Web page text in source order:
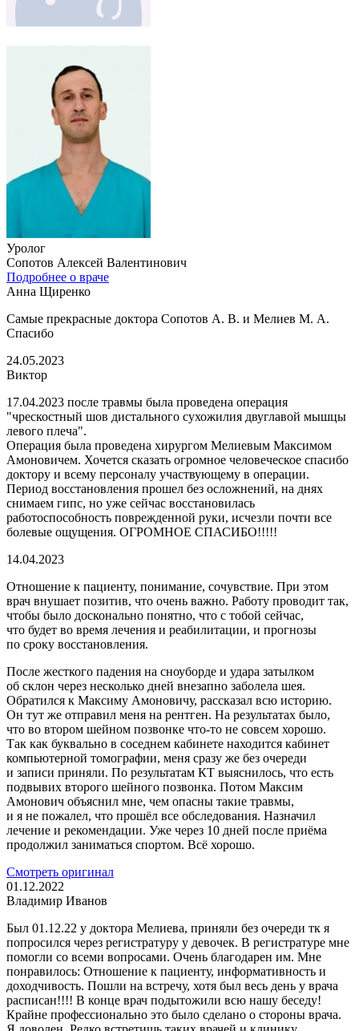
Уролог
Сопотов Алексей Валентинович
Подробнее о враче
Анна Щиренко
Самые прекрасные доктора Сопотов А. В. и Мелиев М. А.
Спасибо
24.05.2023
Виктор
17.04.2023 после травмы была проведена операция
"чрескостный шов дистального сухожилия двуглавой мышцы
левого плеча".
Операция была проведена хирургом Мелиевым Максимом
Амоновичем. Хочется сказать огромное человеческое спасибо
доктору и всему персоналу участвующему в операции.
Период восстановления прошел без осложнений, на днях
снимаем гипс, но уже сейчас восстановилась
работоспособность поврежденной руки, исчезли почти все
болевые ощущения. ОГРОМНОЕ СПАСИБО!!!!!
14.04.2023
Отношение к пациенту, понимание, сочувствие. При этом
врач внушает позитив, что очень важно. Работу проводит так,
чтобы было досконально понятно, что с тобой сейчас,
что будет во время лечения и реабилитации, и прогнозы
по сроку восстановления.
После жесткого падения на сноуборде и удара затылком
об склон через несколько дней внезапно заболела шея.
Обратился к Максиму Амоновичу, рассказал всю историю.
Он тут же отправил меня на рентген. На результатах было,
что во втором шейном позвонке что-то не совсем хорошо.
Так как буквально в соседнем кабинете находится кабинет
компьютерной томографии, меня сразу же без очереди
и записи приняли. По результатам КТ выяснилось, что есть
подвывих второго шейного позвонка. Потом Максим
Амонович объяснил мне, чем опасны такие травмы,
и я не пожалел, что прошёл все обследования. Назначил
лечение и рекомендации. Уже через 10 дней после приёма
продолжил заниматься спортом. Всё хорошо.
Смотреть оригинал
01.12.2022
​Владимир Иванов
Был 01.12.22 у доктора Мелиева, приняли без очереди тк я
попросился через регистратуру у девочек. В регистратуре мне
помогли со всеми вопросами. Очень благодарен им. Мне
понравилось: Отношение к пациенту, информативность и
доходчивость. Пошли на встречу, хотя был весь день у врача
расписан!!!! В конце врач подытожили всю нашу беседу!
Крайне профессионально это было сделано о стороны врача.